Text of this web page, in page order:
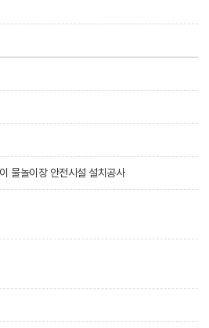
물놀이장 안전시설 설치공사